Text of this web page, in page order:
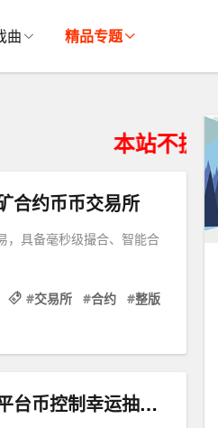
曲 精品专题
本站不提供咨询
合约币币交易所
，具备毫秒级撮合、智能合
#交易所 #合约 #整版
多语言交易所带平台币合约控制秒合约控制平台币控制幸运抽奖控制带开源工程